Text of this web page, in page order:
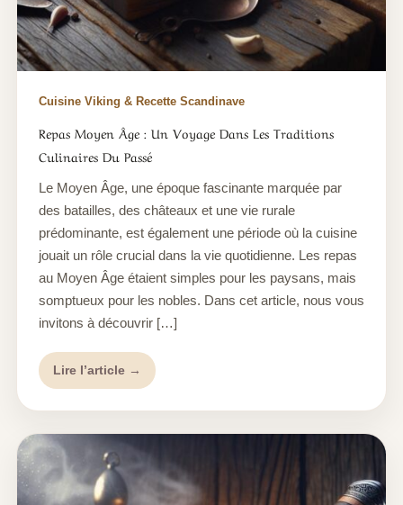
Cuisine Viking & Recette Scandinave
Repas Moyen Âge : Un Voyage Dans Les Traditions
Culinaires Du Passé
Le Moyen Âge, une époque fascinante marquée par
des batailles, des châteaux et une vie rurale
prédominante, est également une période où la cuisine
jouait un rôle crucial dans la vie quotidienne. Les repas
au Moyen Âge étaient simples pour les paysans, mais
somptueux pour les nobles. Dans cet article, nous vous
invitons à découvrir […]
Lire l’article →